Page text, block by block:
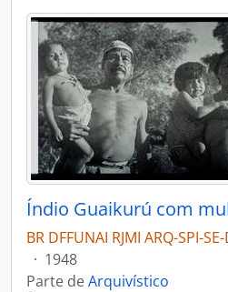
Índio Guaikurú com
BR DFFUNAI RJMI ARQ-SPI-
· 1948
Parte deArquivístico